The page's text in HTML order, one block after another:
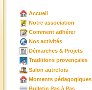
Accueil
Notre association
Comment adhérer
Nos activités
Démarches & Projets
Traditions provençales
Salon autrefois
Moments pédagogiques
Bulletin Pas à Pas